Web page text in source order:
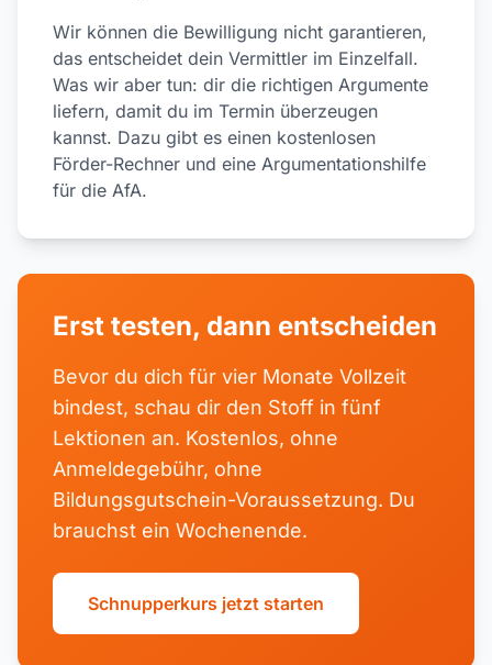
Wir können die Bewilligung nicht garantieren,
das entscheidet dein Vermittler im Einzelfall.
Was wir aber tun: dir die richtigen Argumente
liefern, damit du im Termin überzeugen
kannst. Dazu gibt es einen kostenlosen
Förder-Rechner und eine Argumentationshilfe
für die AfA.
Erst testen, dann entscheiden
Bevor du dich für vier Monate Vollzeit
bindest, schau dir den Stoff in fünf
Lektionen an. Kostenlos, ohne
Anmeldegebühr, ohne
Bildungsgutschein-Voraussetzung. Du
brauchst ein Wochenende.
Schnupperkurs jetzt starten